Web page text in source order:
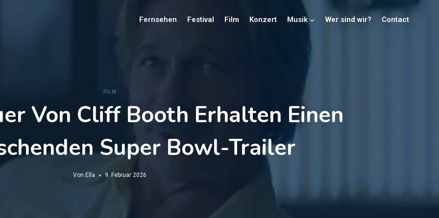
Fernsehen Festival Film Konzert Musik Wer sind wir? Contact
FILM
Von Cliff Booth Erhalten Einen
Super Bowl-Trailer
Von Ella 9. Februar 2026